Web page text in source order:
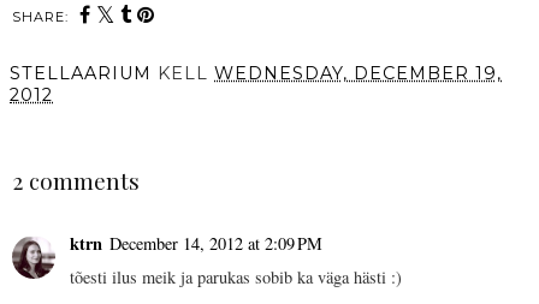
SHARE:
STELLAARIUM KELL WEDNESDAY, DECEMBER 19,
2012
2 comments
ktrn December 14, 2012 at 2:09 PM
tõesti ilus meik ja parukas sobib ka väga hästi :)